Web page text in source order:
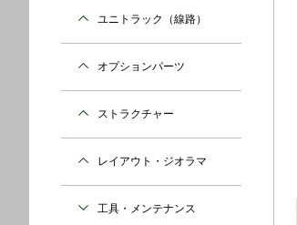
ユニトラック（線路）
オプションパーツ
ストラクチャー
レイアウト・ジオラマ
工具・メンテナンス